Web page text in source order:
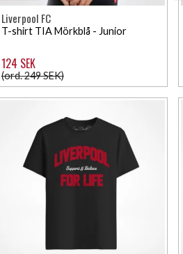
Liverpool FC
T-shirt TIA Mörkblå - Junior
124 SEK
(ord. 249 SEK)